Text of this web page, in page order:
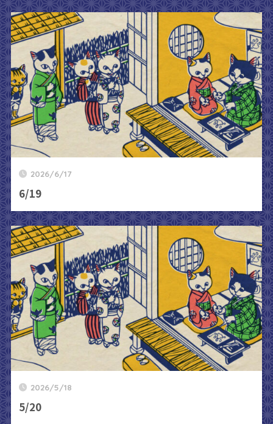
2026/6/17
6/19
2026/5/18
5/20